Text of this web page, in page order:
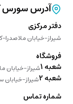
آدرس سورس
دفتر مرکزی
شیراز-خیابان ملاصدرا-کوچه 2-ساختمان اداری-طبقه
فروشگاه
شعبه 1 شیراز-خیابان
شعبه 2 شیراز-خیابان
شماره تماس